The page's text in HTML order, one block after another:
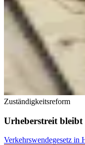
Zuständigkeitsreform
Urheberstreit
Verkehrswendegesetz in